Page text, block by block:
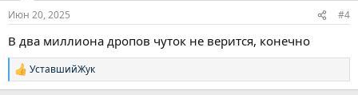
Июн 20, 2025 #4
В два миллиона дропов чуток не верится, конечно
Р
е
УставшийЖук